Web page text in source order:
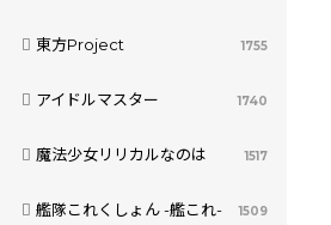
東方Project 1755
アイドルマスター 1740
魔法少女リリカルなのは 1517
艦隊これくしょん -艦これ- 1509